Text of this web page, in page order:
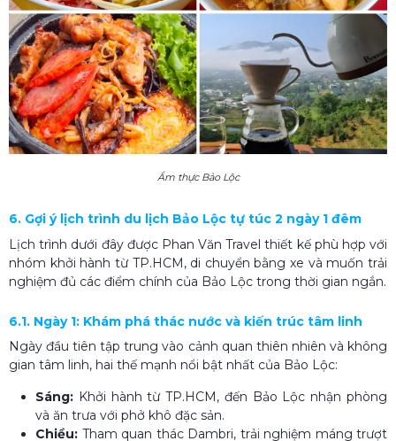
Ẩm thực Bảo Lộc
6. Gợi ý lịch trình du lịch Bảo Lộc tự túc 2 ngày 1 đêm
Lịch trình dưới đây được Phan Văn Travel thiết kế phù hợp với
nhóm khởi hành từ TP.HCM, di chuyển bằng xe và muốn trải
nghiệm đủ các điểm chính của Bảo Lộc trong thời gian ngắn.
6.1. Ngày 1: Khám phá thác nước và kiến trúc tâm linh
Ngày đầu tiên tập trung vào cảnh quan thiên nhiên và không
gian tâm linh, hai thế mạnh nổi bật nhất của Bảo Lộc:
Sáng: Khởi hành từ TP.HCM, đến Bảo Lộc nhận phòng
và ăn trưa với phở khô đặc sản.
Chiều: Tham quan thác Dambri, trải nghiệm máng trượt